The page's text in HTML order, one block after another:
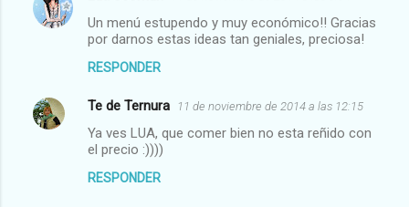
Un menú estupendo y muy económico!! Gracias
por darnos estas ideas tan geniales, preciosa!
RESPONDER
Te de Ternura 11 de noviembre de 2014 a las 12:15
Ya ves LUA, que comer bien no esta reñido con
el precio :))))
RESPONDER